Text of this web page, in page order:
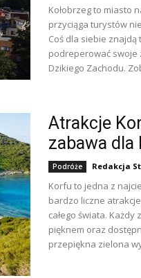
Kołobrzeg to miasto
przyciąga turystów
Coś dla siebie
podreperować swoje
Dzikiego Zachodu.
Atrakcje
zabawa dla
Podróże Redakcja
Korfu to jedna z
bardzo liczne
całego świata.
pięknem oraz
przepiękna zielona